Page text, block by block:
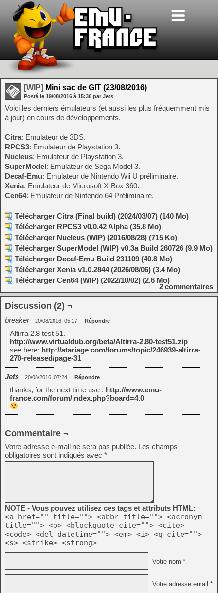
[WIP] Mini sac de GIT (23/08/2016)
Posté le 19/08/2016 à 15:36 par Jets
Voici les derniers émulateurs (et aussi les plus fréquemment mis
à jour) en cours de développements.
Citra: Emulateur de 3DS.
RPCS3: Emulateur de Playstation 3.
Nucleus: Emulateur de Playstation 3.
SuperModel: Emulateur de Sega Model 3.
Decaf-Emu: Emulateur de Nintendo Wii U préliminaire.
Xenia: Emulateur de Microsoft X-Box 360.
Cen64: Emulateur de Nintendo 64 Préliminaire.
Télécharger Citra (Final build) (2024/03/07) (140 Mo)
Télécharger RPCS3 v0.0.42 Alpha (35.8 Mo)
Télécharger Nucleus (WIP) (2016/08/28) (715 Ko)
Télécharger SuperModel (WIP) v0.3a Build 260726 (9.9 Mo)
Télécharger Decaf-Emu Build 231109 (40.8 Mo)
Télécharger Xenia v1.0.2844 (2026/08/06) (3.4 Mo)
Télécharger Cen64 (WIP) (2022/10/02) (2.6 Mo)
2 commentaires
Discussion (2) ¬
breaker 20/08/2016, 05:17 | Répondre
Altirra 2.8 test 51.
http://www.virtualdub.org/beta/Altirra-2.80-test51.zip
see here: http://atariage.com/forums/topic/246939-altirra-
270-released/page-31
Jets 20/08/2016, 07:24 | Répondre
thanks, for the next time use : http://www.emu-
france.com/forum/index.php?board=4.0
Commentaire ¬
Votre adresse e-mail ne sera pas publiée. Les champs
obligatoires sont indiqués avec *
NOTE - Vous pouvez utilisez ces tags et attributs HTML:
<a href="" title=""> <abbr title=""> <acronym
title=""> <b> <blockquote cite=""> <cite>
<code> <del datetime=""> <em> <i> <q cite="">
<s> <strike> <strong>
Votre nom *
Votre adresse email *